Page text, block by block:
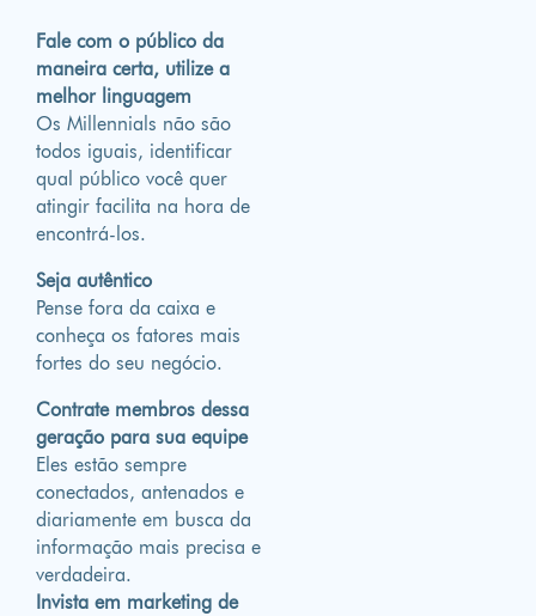
Fale com o público da
maneira certa, utilize a
melhor linguagem
Os Millennials não são
todos iguais, identificar
qual público você quer
atingir facilita na hora de
encontrá-los.
Seja autêntico
Pense fora da caixa e
conheça os fatores mais
fortes do seu negócio.
Contrate membros dessa
geração para sua equipe
Eles estão sempre
conectados, antenados e
diariamente em busca da
informação mais precisa e
verdadeira.
Invista em marketing de